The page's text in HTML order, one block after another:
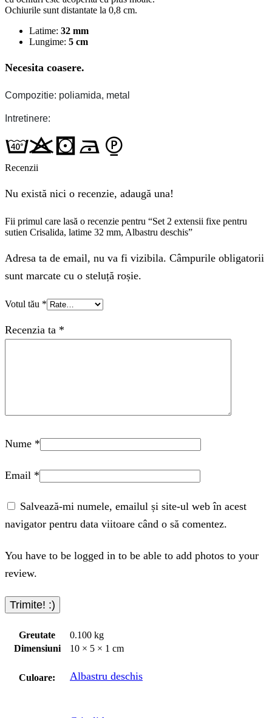
Ochiurile sunt distantate la 0,8 cm.
Latime: 32 mm
Lungime: 5 cm
Necesita coasere.
Compozitie: poliamida, metal
Intretinere:
Recenzii
Nu există nici o recenzie, adaugă una!
Fii primul care lasă o recenzie pentru “Set 2 extensii fixe pentru
sutien Crisalida, latime 32 mm, Albastru deschis”
Adresa ta de email, nu va fi vizibila. Câmpurile obligatorii
sunt marcate cu o steluță roșie.
Votul tău *
Recenzia ta *
Nume *
Email *
Salvează-mi numele, emailul și site-ul web în acest
navigator pentru data viitoare când o să comentez.
You have to be logged in to be able to add photos to your
review.
Greutate
0.100 kg
Dimensiuni
10 × 5 × 1 cm
Culoare: Albastru deschis